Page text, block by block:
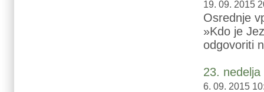
19. 09. 2015
Osrednje
»Kdo je
odgovoriti
23.
6. 09. 2015